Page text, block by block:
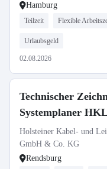
Hamburg
Teilzeit Flexible
Urlaubsgeld
02.08.2026
Technischer
Systemplaner
Holsteiner Kabel- und
GmbH & Co. KG
Rendsburg